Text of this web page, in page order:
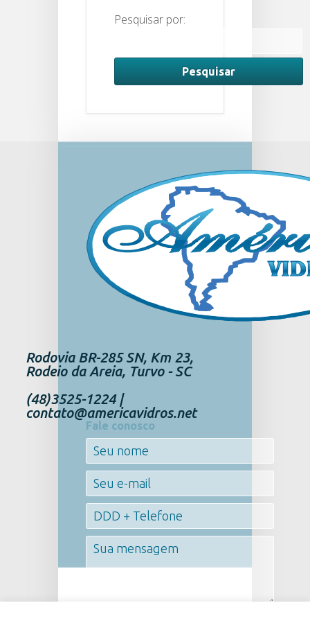
Pesquisar por:
Rodovia BR-285 SN, Km 23,
Rodeio da Areia, Turvo - SC
(48)3525-1224 |
contato@americavidros.net
Fale conosco